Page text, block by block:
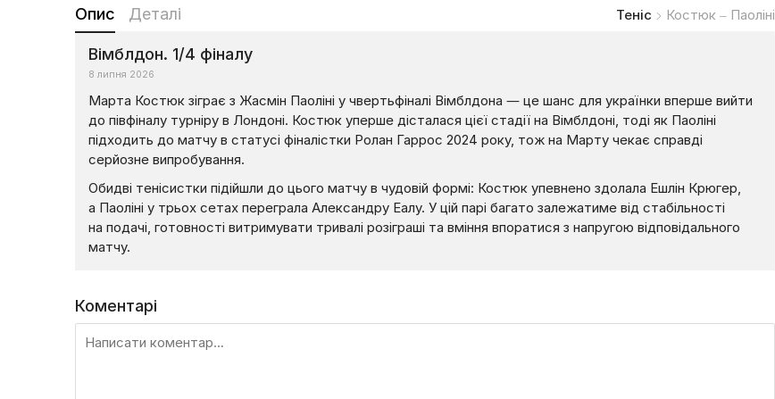
Опис Деталі Теніс Костюк – Паоліні
Вімблдон. 1/4 фіналу
8 липня 2026
Марта Костюк зіграє з Жасмін Паоліні у чвертьфіналі Вімблдона — це шанс для українки вперше вийти
до півфіналу турніру в Лондоні. Костюк уперше дісталася цієї стадії на Вімблдоні, тоді як Паоліні
підходить до матчу в статусі фіналістки Ролан Гаррос 2024 року, тож на Марту чекає справді
серйозне випробування.
Обидві тенісистки підійшли до цього матчу в чудовій формі: Костюк упевнено здолала Ешлін Крюгер,
а Паоліні у трьох сетах переграла Александру Еалу. У цій парі багато залежатиме від стабільності
на подачі, готовності витримувати тривалі розіграші та вміння впоратися з напругою відповідального
матчу.
Коментарі